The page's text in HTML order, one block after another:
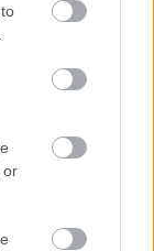
or
i dołączyć do